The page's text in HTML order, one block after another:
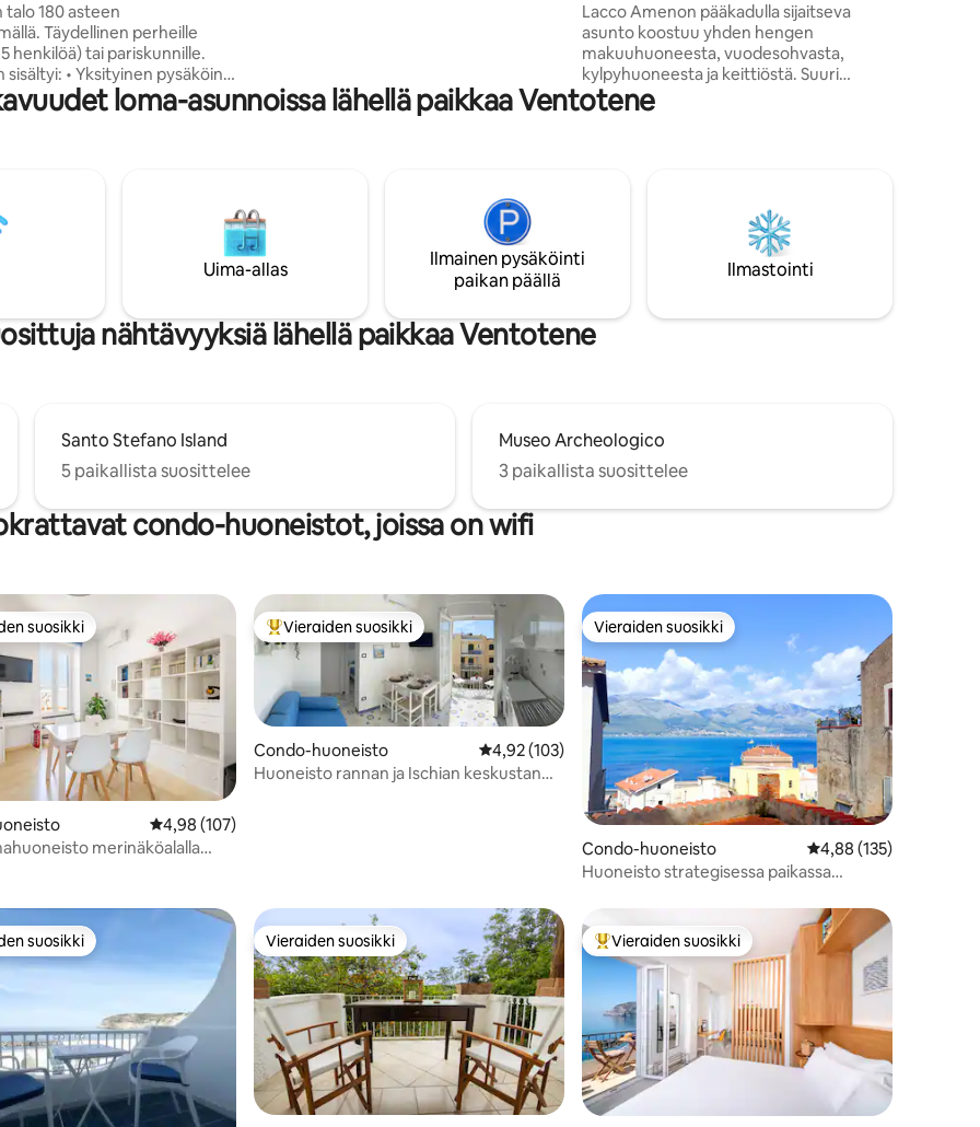
talo 180 asteen
Täydellinen perheille
henkilöä) tai pariskunnille.
sisältyi: • Yksityinen pysäköinti
portilla • Suora pääsy
minuutin kävelymatka) ja
pyyhkeet sisältyvät hintaan •
on kaikki mukavuudet ja
• Terassi merinäkymällä
KAUPUNKIVERO
panoraamaterassilla
Lacco Amenon pääkadulla sijaitseva
asunto koostuu yhden hengen
makuuhuoneesta, vuodesohvasta,
kylpyhuoneesta ja keittiöstä. Suuri
panoraamaterassi, jolta voi ihailla Lacco
Amenon satamaa ja sen "sientä", on
supermarket, baarit, ravintolat,
ostosmahdollisuudet ja alle kilometrin
päässä sijaitsee upea S. Montano ja
Pithecusae-museo.
loma-asunnoissa lähellä paikkaa Ventotene
Uima-allas
Ilmainen pysäköinti
paikan päällä
Ilmastointi
nähtävyyksiä lähellä paikkaa Ventotene
Santo Stefano Island
5 paikallista suosittelee
Museo Archeologico
3 paikallista suosittelee
condo-huoneistot, joissa on wifi
5, 193 arvostelua
suosikkien parhaimmistoa
suosikki
Keskimääräinen arvio 4,98/5, 107 arvostelua
4,98 (107)
merinäköalalla
Vieraiden suosikkien parhaimmistoa
Vieraiden suosikki
Condo-huoneisto Keskimääräinen arvio 4,92/5, 103 arvostelua
4,92 (103)
Huoneisto rannan ja Ischian keskustan
Vieraiden suosikki
Vieraiden suosikki
Condo-huoneisto Keskimääräinen arvio
4,88 (135)
Huoneisto strategisessa paikassa
suosikkien parhaimmistoa
suosikki Vieraiden suosikki
Vieraiden suosikki Vieraiden suosikkien parhaimmistoa
Vieraiden suosikki